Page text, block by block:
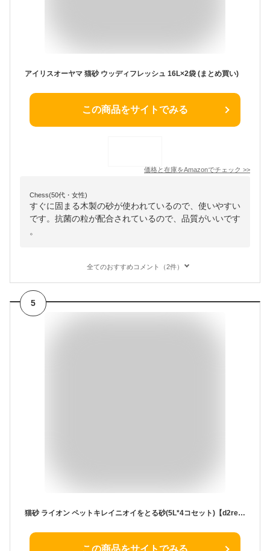
アイリスオーヤマ 猫砂 ウッディフレッシュ 16L×2袋 (まとめ買い)
この商品をサイトでみる
価格と在庫をAmazonでチェック >>
Chess(50代・女性)
すぐに固まる木製の砂が使われているので、使いやすい
です。抗菌の粒が配合されているので、品質がいいです
。
全てのおすすめコメント（2件）
5
猫砂 ライオン ペットキレイニオイをとる砂(5L*4コセット)【d2rec】【dalc_catoilet】【ニオイをとる砂】